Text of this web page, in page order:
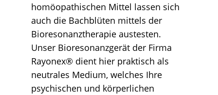
homöopathischen Mittel lassen sich
auch die Bachblüten mittels der
Bioresonanztherapie austesten.
Unser Bioresonanzgerät der Firma
Rayonex® dient hier praktisch als
neutrales Medium, welches Ihre
psychischen und körperlichen